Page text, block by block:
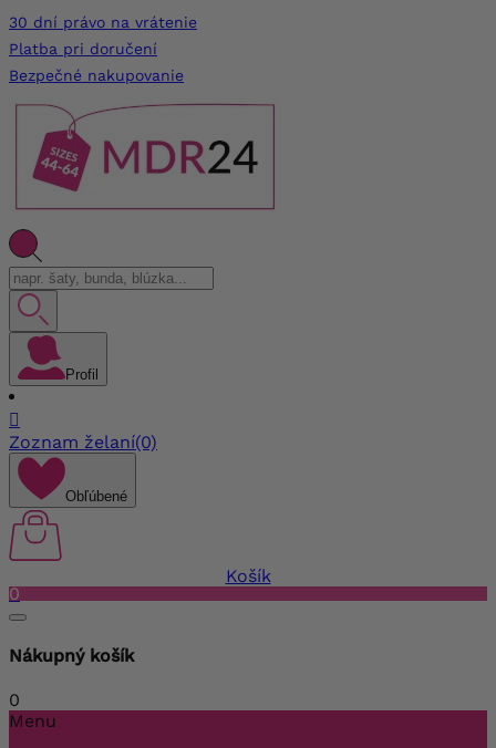
30 dní právo na vrátenie
Platba pri doručení
Bezpečné nakupovanie
Profil

Zoznam želaní(0)
Obľúbené
Košík
0
Nákupný košík
0
Menu